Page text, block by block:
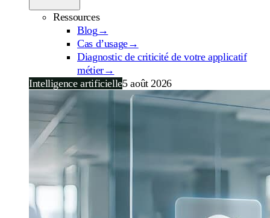
Ressources
Blog →
Cas d’usage→
Diagnostic de criticité de votre applicatif
métier→
Intelligence artificielle5 août 2026